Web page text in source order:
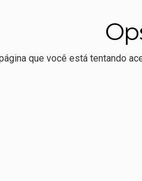
Max sela apoio à reeleição de
de Nininho sobre vice de
que você está tentando